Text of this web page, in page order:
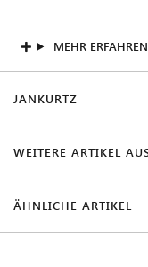
MEHR ERFAHREN
JANKURTZ
WEITERE ARTIKEL
ÄHNLICHE ARTIKEL